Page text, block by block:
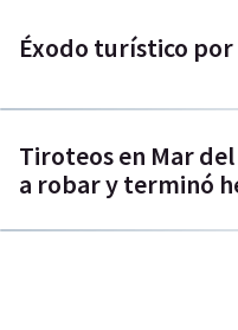
Éxodo turístico por
Tiroteos en Mar
a robar y terminó